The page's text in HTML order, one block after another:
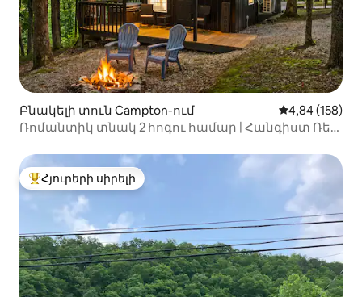
Բնակելի տուն Campton-ում Միջին
4,84 (158)
Ռոմանտիկ տնակ 2 հոգու համար | Հանգիստ Ռեդ
Հյուրերի սիրելի լավագույն տները
Հյուրերի սիրելի